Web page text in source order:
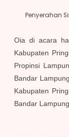
Penyerahan
Oia di acara
Kabupaten
Propinsi
Bandar
Kabupaten
Bandar